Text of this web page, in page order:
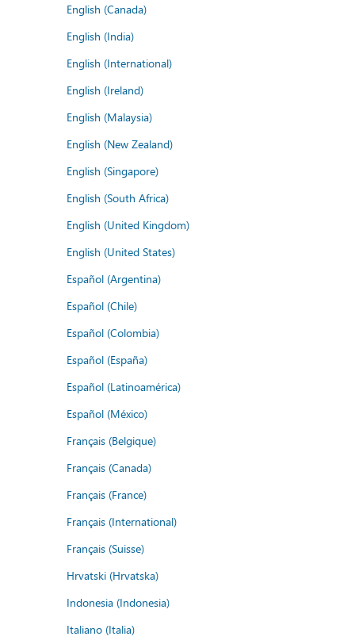
English (Canada)
English (India)
English (International)
English (Ireland)
English (Malaysia)
English (New Zealand)
English (Singapore)
English (South Africa)
English (United Kingdom)
English (United States)
Español (Argentina)
Español (Chile)
Español (Colombia)
Español (España)
Español (Latinoamérica)
Español (México)
Français (Belgique)
Français (Canada)
Français (France)
Français (International)
Français (Suisse)
Hrvatski (Hrvatska)
Indonesia (Indonesia)
Italiano (Italia)